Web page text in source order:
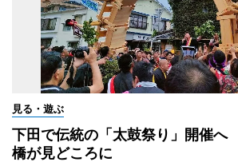
見る・遊ぶ
下田で伝統の「太鼓祭り」開催
橋が見どころに